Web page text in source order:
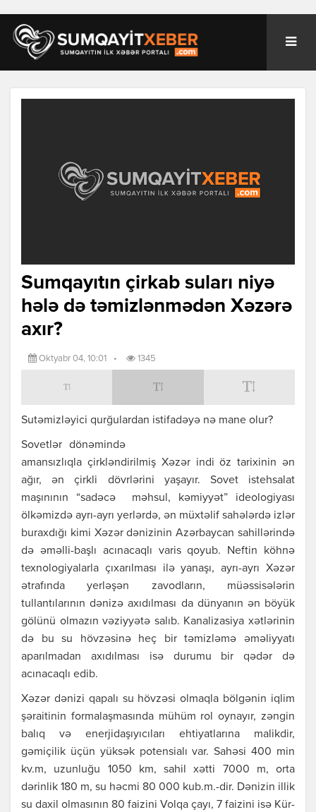
Sumqayıtın çirkab suları niyə
hələ də təmizlənmədən Xəzərə
axır?
Oktyabr 04, 10:01 • 1345
Sutəmizləyici qurğulardan istifadəyə nə mane olur?
Sovetlər dönəmində
amansızlıqla çirkləndirilmiş Xəzər indi öz tarixinin ən
ağır, ən çirkli dövrlərini yaşayır. Sovet istehsalat
maşınının “sadəcə məhsul, kəmiyyət” ideologiyası
ölkəmizdə ayrı-ayrı yerlərdə, ən müxtəlif sahələrdə izlər
buraxdığı kimi Xəzər dənizinin Azərbaycan sahillərində
də əməlli-başlı acınacaqlı varis qoyub. Neftin köhnə
texnologiyalarla çıxarılması ilə yanaşı, ayrı-ayrı Xəzər
ətrafında yerləşən zavodların, müəssisələrin
tullantılarının dənizə axıdılması da dünyanın ən böyük
gölünü olmazın vəziyyətə salıb. Kanalizasiya xətlərinin
də bu su hövzəsinə heç bir təmizləmə əməliyyatı
aparılmadan axıdılması isə durumu bir qədər də
acınacaqlı edib.
Xəzər dənizi qapalı su hövzəsi olmaqla bölgənin iqlim
şəraitinin formalaşmasında mühüm rol oynayır, zəngin
balıq və enerjidaşıyıcıları ehtiyatlarına malikdir,
gəmiçilik üçün yüksək potensialı var. Sahəsi 400 min
kv.m, uzunluğu 1050 km, sahil xətti 7000 m, orta
dərinlik 180 m, su həcmi 80 000 kub.m.-dir. Dənizin illik
su daxil olmasının 80 faizini Volqa çayı, 7 faizini isə Kür-